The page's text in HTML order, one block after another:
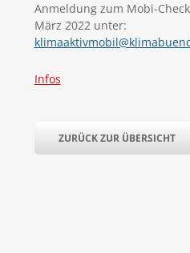
Anmeldung zum Mobi-
März 2022 unter:
Infos
ZURÜCK ZUR ÜBERSICHT